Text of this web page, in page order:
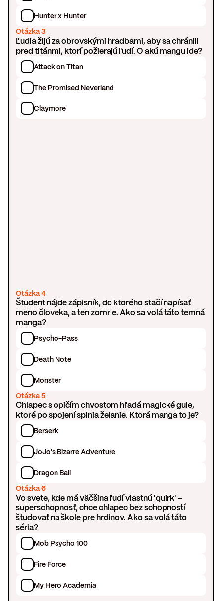
Hunter x Hunter
Otázka 3
Ľudia žijú za obrovskými hradbami, aby sa chránili
pred titánmi, ktorí požierajú ľudí. O akú mangu ide?
Attack on Titan
The Promised Neverland
Claymore
Otázka 4
Študent nájde zápisník, do ktorého stačí napísať
meno človeka, a ten zomrie. Ako sa volá táto temná
manga?
Psycho-Pass
Death Note
Monster
Otázka 5
Chlapec s opičím chvostom hľadá magické gule,
ktoré po spojení splnia želanie. Ktorá manga to je?
Berserk
JoJo's Bizarre Adventure
Dragon Ball
Otázka 6
Vo svete, kde má väčšina ľudí vlastnú 'quirk' –
superschopnosť, chce chlapec bez schopností
študovať na škole pre hrdinov. Ako sa volá táto
séria?
Mob Psycho 100
Fire Force
My Hero Academia